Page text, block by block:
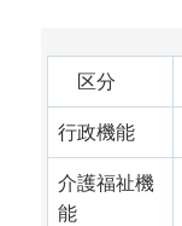
区分
行政機能
介護福祉機
能